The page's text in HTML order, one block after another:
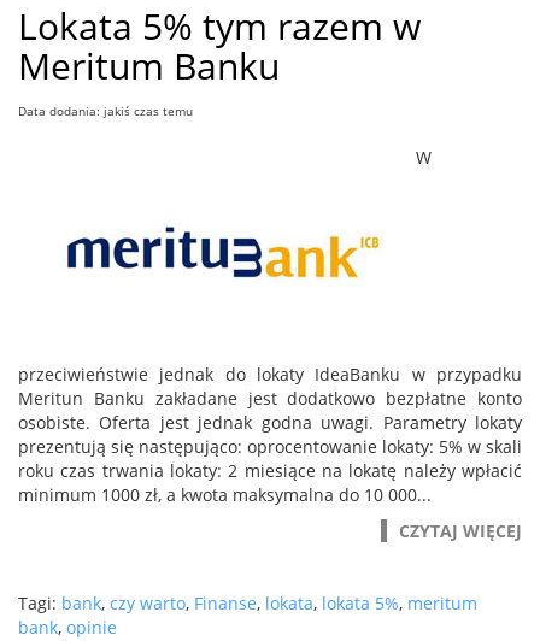
Lokata 5% tym razem w
Meritum Banku
Data dodania: jakiś czas temu
W
przeciwieństwie jednak do lokaty IdeaBanku w przypadku
Meritun Banku zakładane jest dodatkowo bezpłatne konto
osobiste. Oferta jest jednak godna uwagi. Parametry lokaty
prezentują się następująco: oprocentowanie lokaty: 5% w skali
roku czas trwania lokaty: 2 miesiące na lokatę należy wpłacić
minimum 1000 zł, a kwota maksymalna do 10 000...
CZYTAJ WIĘCEJ
Tagi: bank, czy warto, Finanse, lokata, lokata 5%, meritum
bank, opinie